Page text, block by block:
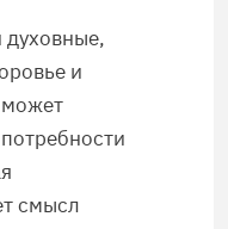
и
смысл